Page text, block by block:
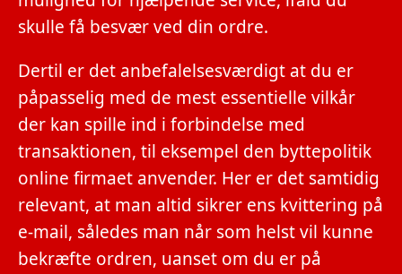
skulle få besvær ved din ordre.
Dertil er det anbefalelsesværdigt at du er
påpasselig med de mest essentielle vilkår
der kan spille ind i forbindelse med
transaktionen, til eksempel den byttepolitik
online firmaet anvender. Her er det samtidig
relevant, at man altid sikrer ens kvittering på
e-mail, således man når som helst vil kunne
bekræfte ordren, uanset om du er på